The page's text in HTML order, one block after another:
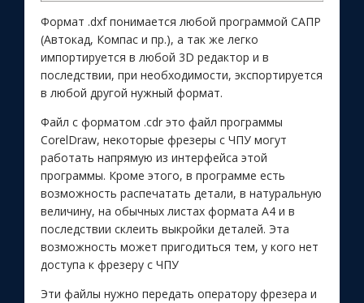
Формат .dxf понимается любой программой САПР
(Автокад, Компас и пр.), а так же легко
импортируется в любой 3D редактор и в
последствии, при необходимости, экспортируется
в любой другой нужный формат.
Файл с форматом .cdr это файл программы
CorelDraw, некоторые фрезеры с ЧПУ могут
работать напрямую из интерфейса этой
программы. Кроме этого, в программе есть
возможность распечатать детали, в натуральную
величину, на обычных листах формата А4 и в
последствии склеить выкройки деталей. Эта
возможность может пригодиться тем, у кого нет
доступа к фрезеру с ЧПУ
Эти файлы нужно передать оператору фрезера и